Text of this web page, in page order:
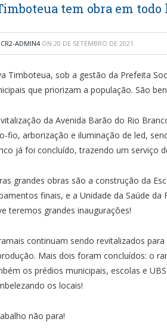
tem obra em todo
CR2-ADMIN4 ON 20 DE SETEMBRO DE 2021
Timboteua, sob a gestão da Prefeita
que priorizam a população. São
da Avenida Barão do Rio
fio, arborização e iluminação de led,
já foi concluído, trazendo um serviço
grandes obras são a construção da
finais, e a Unidade da Saúde
teremos grandes inaugurações!
continuam sendo revitalizados
Mais dois foram concluídos: o
os prédios municipais, escolas e
os locais!
não para!